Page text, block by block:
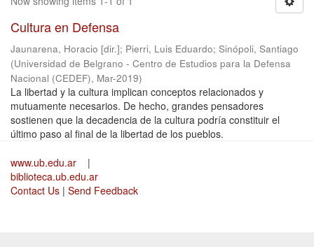
Cultura en Defensa
Jaunarena, Horacio [dir.]; Pierri, Luis Eduardo; Sinópoli, Santiago
(Universidad de Belgrano - Centro de Estudios para la Defensa
Nacional (CEDEF), Mar-2019)
La libertad y la cultura implican conceptos relacionados y
mutuamente necesarios. De hecho, grandes pensadores
sostienen que la decadencia de la cultura podría constituir el
último paso al final de la libertad de los pueblos.
www.ub.edu.ar
|
biblioteca.ub.edu.ar
Contact Us | Send Feedback